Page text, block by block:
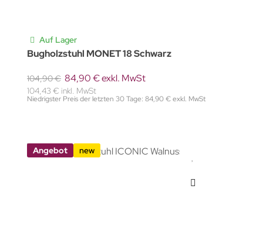
Auf Lager
Bugholzstuhl MONET 18 Schwarz
104,90 € 84,90 € exkl. MwSt
104,43 € inkl. MwSt
Niedrigster Preis der letzten 30 Tage: 84,90 € exkl. MwSt
Angebot new